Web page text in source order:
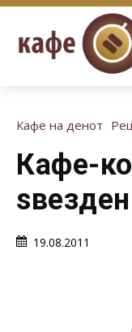
Кафе на денот
Кафе-
19.08.2011